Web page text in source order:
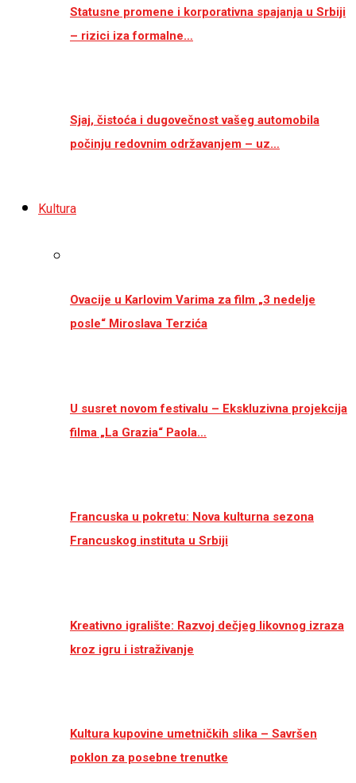
Statusne promene i korporativna spajanja u Srbiji
– rizici iza formalne…
Sjaj, čistoća i dugovečnost vašeg automobila
počinju redovnim održavanjem – uz…
Kultura
Ovacije u Karlovim Varima za film „3 nedelje
posle“ Miroslava Terzića
U susret novom festivalu – Ekskluzivna projekcija
filma „La Grazia“ Paola…
Francuska u pokretu: Nova kulturna sezona
Francuskog instituta u Srbiji
Kreativno igralište: Razvoj dečjeg likovnog izraza
kroz igru i istraživanje
Kultura kupovine umetničkih slika – Savršen
poklon za posebne trenutke